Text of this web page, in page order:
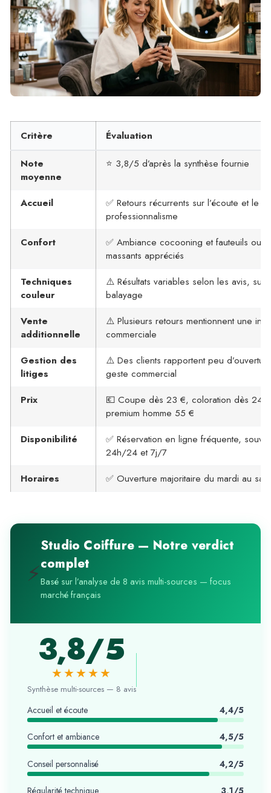
Critère Évaluation
Note
moyenne
⭐ 3,8/5 d’après la synthèse fournie
Accueil
✅ Retours récurrents sur l’écoute et le
professionnalisme
Confort
✅ Ambiance cocooning et fauteuils ou
massants appréciés
Techniques
couleur
⚠️ Résultats variables selon les avis,
balayage
Vente
additionnelle
⚠️ Plusieurs retours mentionnent une
commerciale
Gestion des
litiges
⚠️ Des clients rapportent peu
geste commercial
Prix
💶 Coupe dès 23 €, coloration dès 24
premium homme 55 €
Disponibilité
✅ Réservation en ligne fréquente,
24h/24 et 7j/7
Horaires
✅ Ouverture majoritaire du mardi au
⚡
Studio Coiffure — Notre verdict
complet
Basé sur l’analyse de 8 avis multi-sources — focus
marché français
3,8/5
★★★★★
Synthèse multi-sources — 8 avis
Accueil et écoute 4,4/5
Confort et ambiance 4,5/5
Conseil personnalisé 4,2/5
Régularité technique 3,1/5